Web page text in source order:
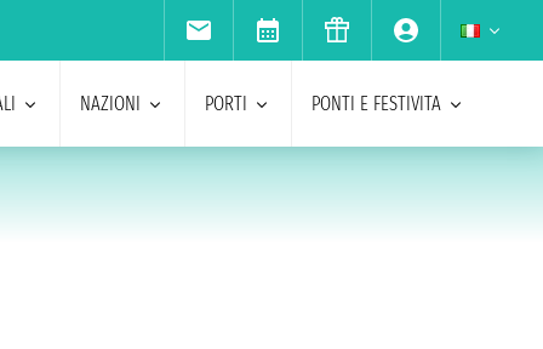
NAZIONI PORTI PONTI E FESTIVITA